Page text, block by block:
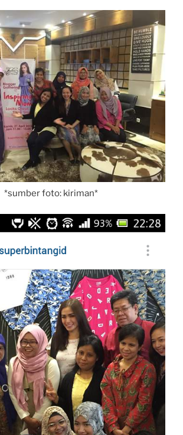
*sumber foto: kiriman*